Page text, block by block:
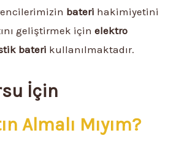
bateri hakimiyetini
geliştirmek için elektro
bateri kullanılmaktadır.
İçin
Almalı Mıyım?